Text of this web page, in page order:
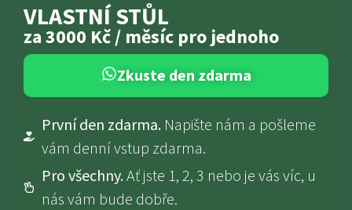
VLASTNÍ STŮL
za 3000 Kč / měsíc pro jednoho
Zkuste den zdarma
První den zdarma.Napište nám a pošleme
vám denní vstup zdarma.
Pro všechny.Ať jste 1, 2, 3 nebo je vás víc, u
nás vám bude dobře.